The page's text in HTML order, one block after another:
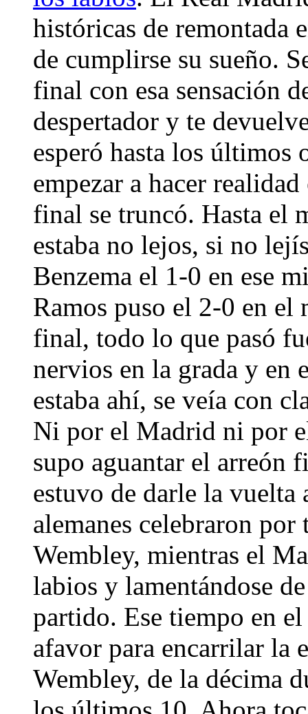
históricas de remontada
de cumplirse su sueño.
final con esa sensación
despertador y te
esperó hasta los últimos
empezar a hacer
final se truncó. Hasta el
estaba no lejos, si no
Benzema el 1-0 en ese
Ramos puso el 2-0 en
final, todo lo que pasó
nervios en la grada y en
estaba ahí, se veía con
Ni por el Madrid ni por
supo aguantar el arreón
estuvo de darle la
alemanes celebraron
Wembley, mientras el
labios y lamentándose
partido. Ese tiempo en
afavor para encarrilar la
Wembley, de la décima